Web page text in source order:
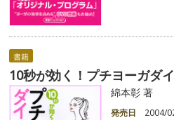
書籍
10秒が効く！プチヨーガダ
綿本彰 著
発売日
2004/